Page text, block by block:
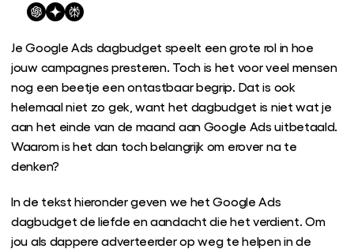
Je Google Ads dagbudget speelt een grote rol in hoe
jouw campagnes presteren. Toch is het voor veel mensen
nog een beetje een ontastbaar begrip. Dat is ook
helemaal niet zo gek, want het dagbudget is niet wat je
aan het einde van de maand aan Google Ads uitbetaald.
Waarom is het dan toch belangrijk om erover na te
denken?
In de tekst hieronder geven we het Google Ads
dagbudget de liefde en aandacht die het verdient. Om
jou als dappere adverteerder op weg te helpen in de